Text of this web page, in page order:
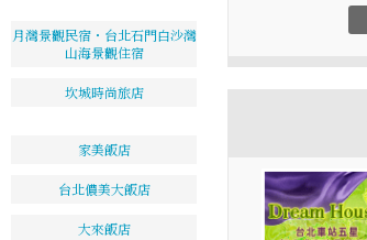
月灣景觀民宿・台北石門白沙灣
山海景觀住宿
坎城時尚旅店
家美飯店
台北儂美大飯店
大來飯店